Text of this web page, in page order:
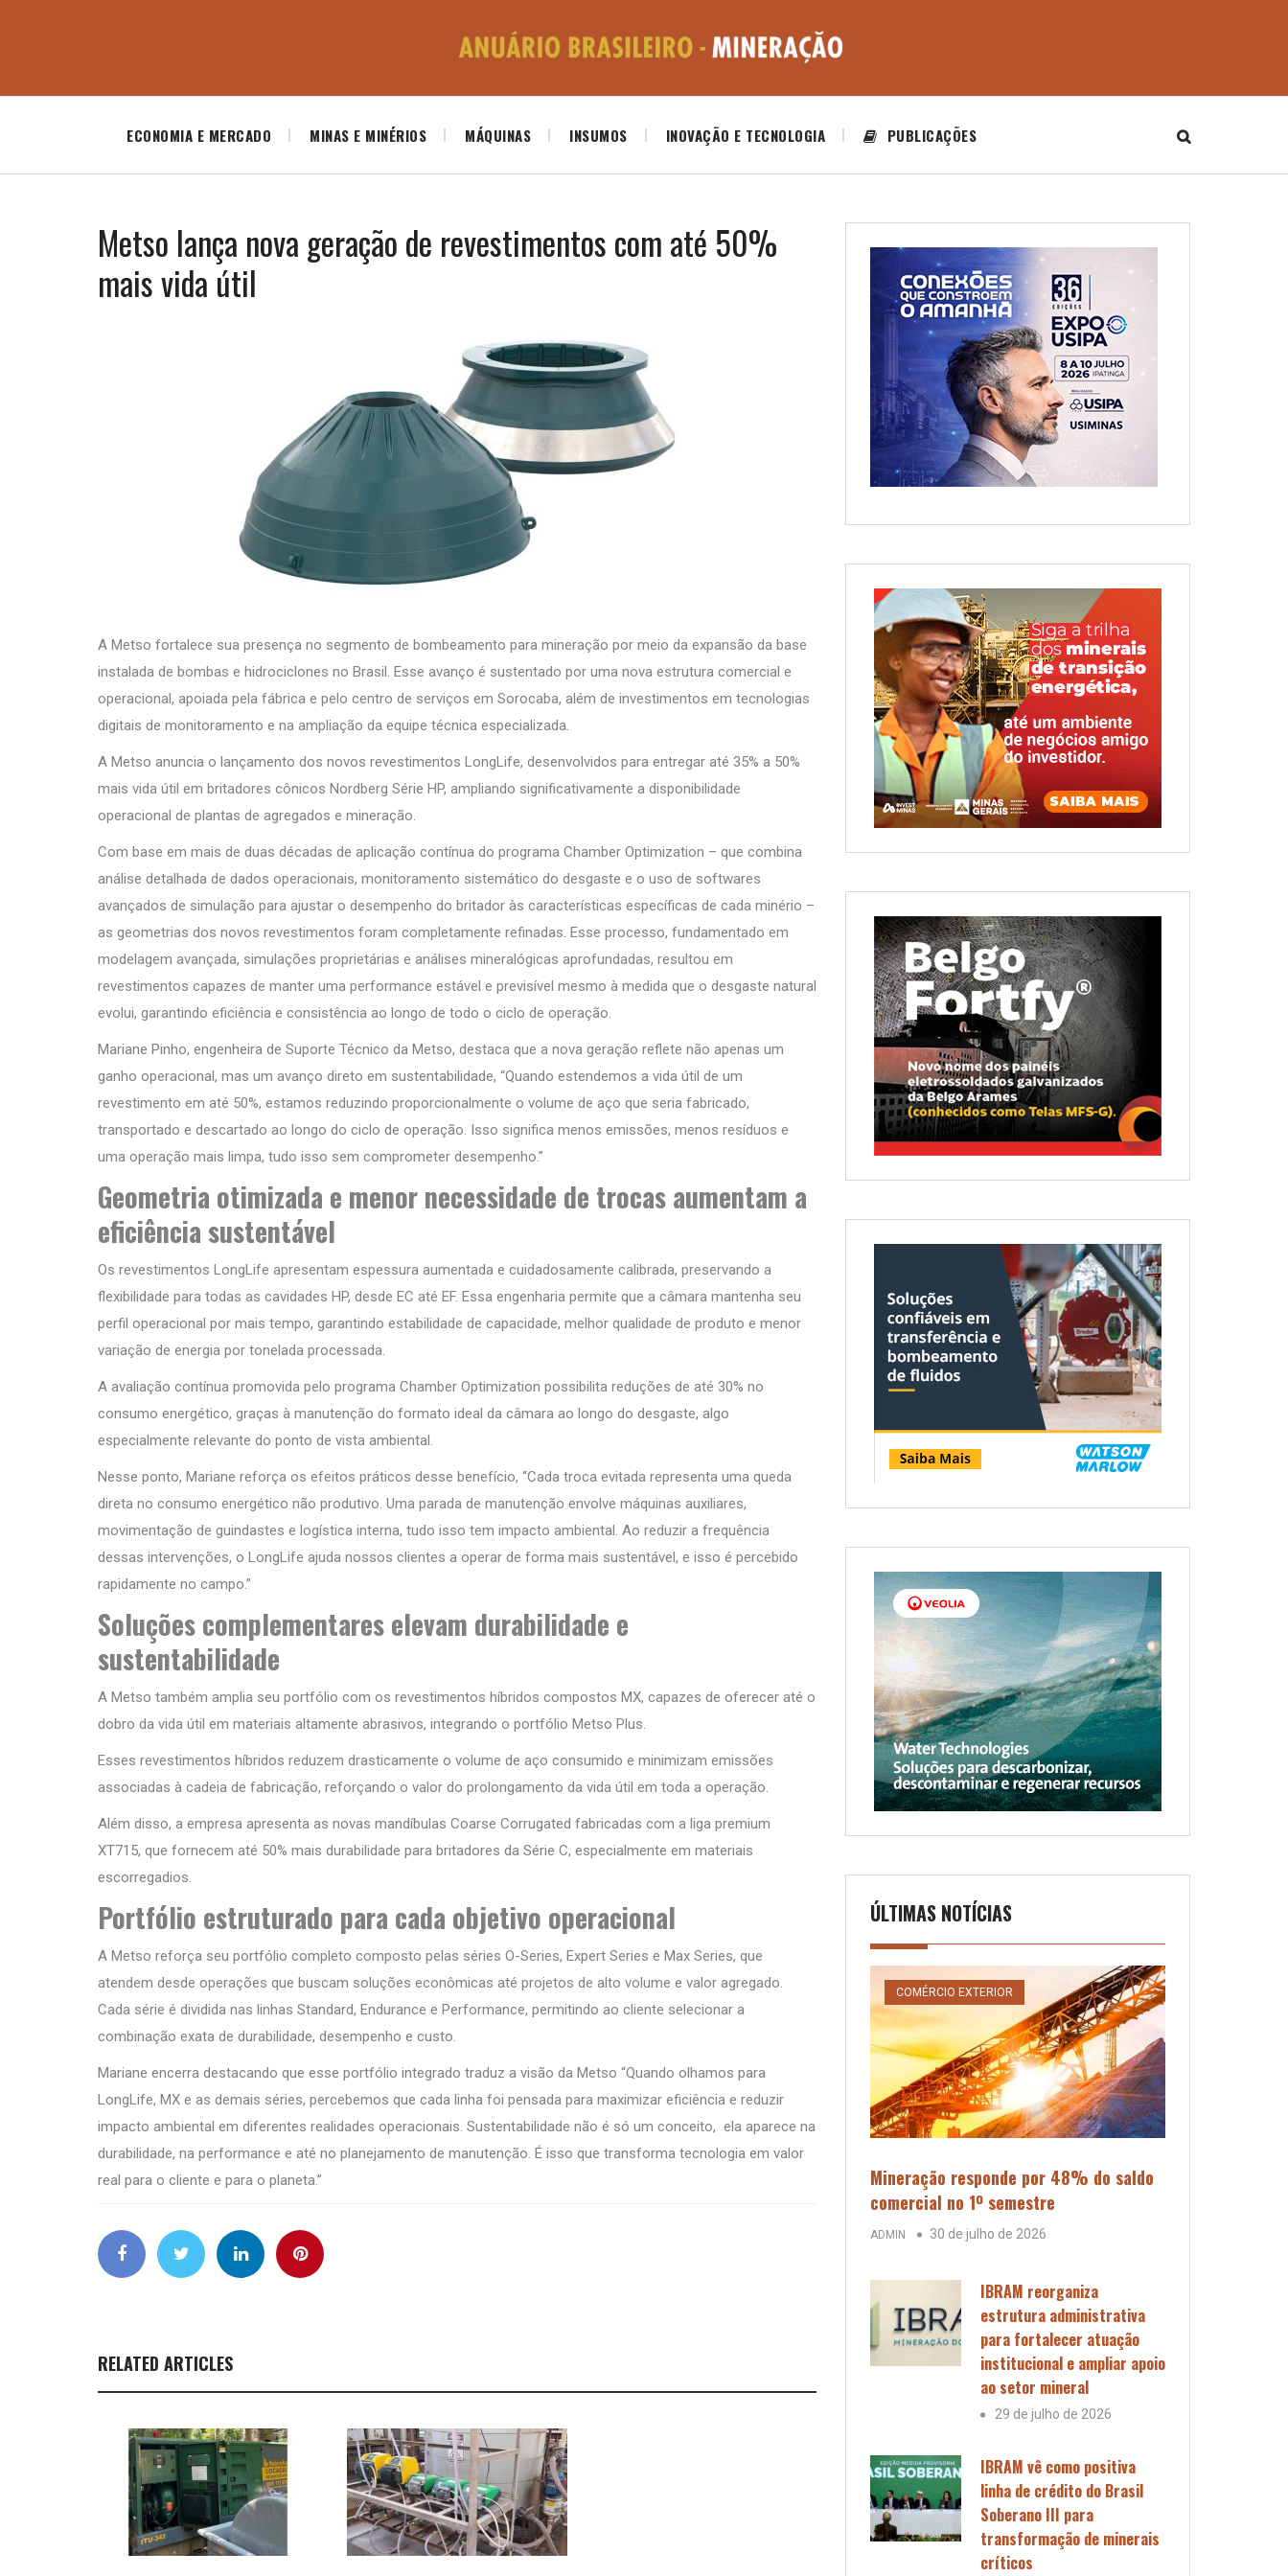
ECONOMIA E MERCADO MINAS E MINÉRIOS MÁQUINAS INSUMOS INOVAÇÃO E TECNOLOGIA PUBLICAÇÕES
Metso lança nova geração de revestimentos com até 50%
mais vida útil
A Metso fortalece sua presença no segmento de bombeamento para mineração por meio da expansão da base
instalada de bombas e hidrociclones no Brasil. Esse avanço é sustentado por uma nova estrutura comercial e
operacional, apoiada pela fábrica e pelo centro de serviços em Sorocaba, além de investimentos em tecnologias
digitais de monitoramento e na ampliação da equipe técnica especializada.
A Metso anuncia o lançamento dos novos revestimentos LongLife, desenvolvidos para entregar até 35% a 50%
mais vida útil em britadores cônicos Nordberg Série HP, ampliando significativamente a disponibilidade
operacional de plantas de agregados e mineração.
Com base em mais de duas décadas de aplicação contínua do programa Chamber Optimization – que combina
análise detalhada de dados operacionais, monitoramento sistemático do desgaste e o uso de softwares
avançados de simulação para ajustar o desempenho do britador às características específicas de cada minério –
as geometrias dos novos revestimentos foram completamente refinadas. Esse processo, fundamentado em
modelagem avançada, simulações proprietárias e análises mineralógicas aprofundadas, resultou em
revestimentos capazes de manter uma performance estável e previsível mesmo à medida que o desgaste natural
evolui, garantindo eficiência e consistência ao longo de todo o ciclo de operação.
Mariane Pinho, engenheira de Suporte Técnico da Metso, destaca que a nova geração reflete não apenas um
ganho operacional, mas um avanço direto em sustentabilidade, “Quando estendemos a vida útil de um
revestimento em até 50%, estamos reduzindo proporcionalmente o volume de aço que seria fabricado,
transportado e descartado ao longo do ciclo de operação. Isso significa menos emissões, menos resíduos e
uma operação mais limpa, tudo isso sem comprometer desempenho.”
Geometria otimizada e menor necessidade de trocas aumentam a
eficiência sustentável
Os revestimentos LongLife apresentam espessura aumentada e cuidadosamente calibrada, preservando a
flexibilidade para todas as cavidades HP, desde EC até EF. Essa engenharia permite que a câmara mantenha seu
perfil operacional por mais tempo, garantindo estabilidade de capacidade, melhor qualidade de produto e menor
variação de energia por tonelada processada.
A avaliação contínua promovida pelo programa Chamber Optimization possibilita reduções de até 30% no
consumo energético, graças à manutenção do formato ideal da câmara ao longo do desgaste, algo
especialmente relevante do ponto de vista ambiental.
Nesse ponto, Mariane reforça os efeitos práticos desse benefício, “Cada troca evitada representa uma queda
direta no consumo energético não produtivo. Uma parada de manutenção envolve máquinas auxiliares,
movimentação de guindastes e logística interna, tudo isso tem impacto ambiental. Ao reduzir a frequência
dessas intervenções, o LongLife ajuda nossos clientes a operar de forma mais sustentável, e isso é percebido
rapidamente no campo.”
Soluções complementares elevam durabilidade e
sustentabilidade
A Metso também amplia seu portfólio com os revestimentos híbridos compostos MX, capazes de oferecer até o
dobro da vida útil em materiais altamente abrasivos, integrando o portfólio Metso Plus.
Esses revestimentos híbridos reduzem drasticamente o volume de aço consumido e minimizam emissões
associadas à cadeia de fabricação, reforçando o valor do prolongamento da vida útil em toda a operação.
Além disso, a empresa apresenta as novas mandíbulas Coarse Corrugated fabricadas com a liga premium
XT715, que fornecem até 50% mais durabilidade para britadores da Série C, especialmente em materiais
escorregadios.
Portfólio estruturado para cada objetivo operacional
A Metso reforça seu portfólio completo composto pelas séries O-Series, Expert Series e Max Series, que
atendem desde operações que buscam soluções econômicas até projetos de alto volume e valor agregado.
Cada série é dividida nas linhas Standard, Endurance e Performance, permitindo ao cliente selecionar a
combinação exata de durabilidade, desempenho e custo.
Mariane encerra destacando que esse portfólio integrado traduz a visão da Metso “Quando olhamos para
LongLife, MX e as demais séries, percebemos que cada linha foi pensada para maximizar eficiência e reduzir
impacto ambiental em diferentes realidades operacionais. Sustentabilidade não é só um conceito, ela aparece na
durabilidade, na performance e até no planejamento de manutenção. É isso que transforma tecnologia em valor
real para o cliente e para o planeta.”
RELATED ARTICLES
ÚLTIMAS NOTÍCIAS
COMÉRCIO EXTERIOR
Mineração responde por 48% do saldo
comercial no 1º semestre
ADMIN 30 de julho de 2026
IBRAM reorganiza
estrutura administrativa
para fortalecer atuação
institucional e ampliar apoio
ao setor mineral
29 de julho de 2026
IBRAM vê como positiva
linha de crédito do Brasil
Soberano III para
transformação de minerais
críticos